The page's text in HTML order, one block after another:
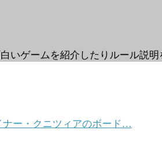
いゲームを紹介したりルール説
ナー・クニツィアのボード…